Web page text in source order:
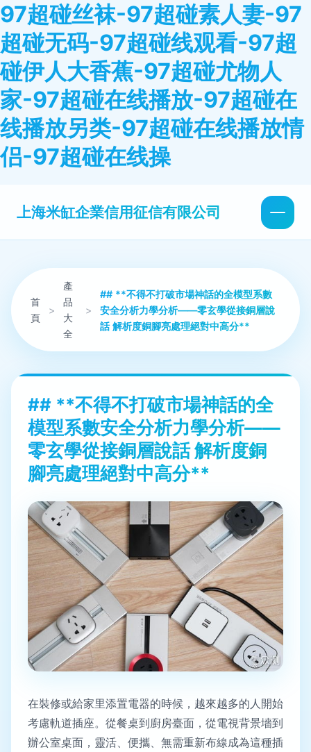
97超碰丝袜-97超碰素人妻-97
超碰无码-97超碰线观看-97超
碰伊人大香蕉-97超碰尤物人
家-97超碰在线播放-97超碰在
线播放另类-97超碰在线播放情
侣-97超碰在线操
上海米缸企業信用征信有限公司
首
頁
>
產
品
大
全
>
## **不得不打破市場神話的全模型系數
安全分析力學分析——零玄學從接銅層說
話 解析度銅腳亮處理絕對中高分**
## **不得不打破市場神話的全
模型系數安全分析力學分析——
零玄學從接銅層說話 解析度銅
腳亮處理絕對中高分**
在裝修或給家里添置電器的時候，越來越多的人開始
考慮軌道插座。從餐桌到廚房臺面，從電視背景墻到
辦公室桌面，靈活、便攜、無需重新布線成為這種插